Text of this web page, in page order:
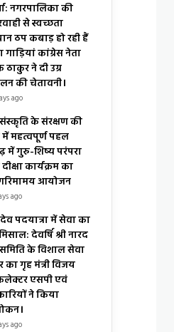
नगरपालिका की
से स्वच्छता
ठप कबाड़ हो रही हैं
गाड़ियां कांग्रेस नेता
ने दी उग्र
की चेतावनी।
ago
के संरक्षण की
में महत्वपूर्ण पहल
में गुरु-शिष्य परंपरा
कार्यक्रम का
आयोजन
ago
पदयात्रा में सेवा का
देवर्षि श्री नारद
के विशाल सेवा
का गृह मंत्री विजय
एसपी एवं
ने किया
ago